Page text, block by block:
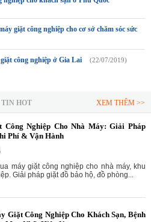
giặt công nghiệp cho cơ sở chăm sóc sức
công nghiệp ở Gia Lai (22/07/2019)
TIN HOT XEM THÊM >>
Công Nghiệp Cho Nhà Máy: Giải Pháp
Phí & Vận Hành
máy giặt công nghiệp cho nhà máy, khu
Giải pháp giặt đồ bảo hộ, đồ phòng...
Giặt Công Nghiệp Cho Khách Sạn, Bệnh